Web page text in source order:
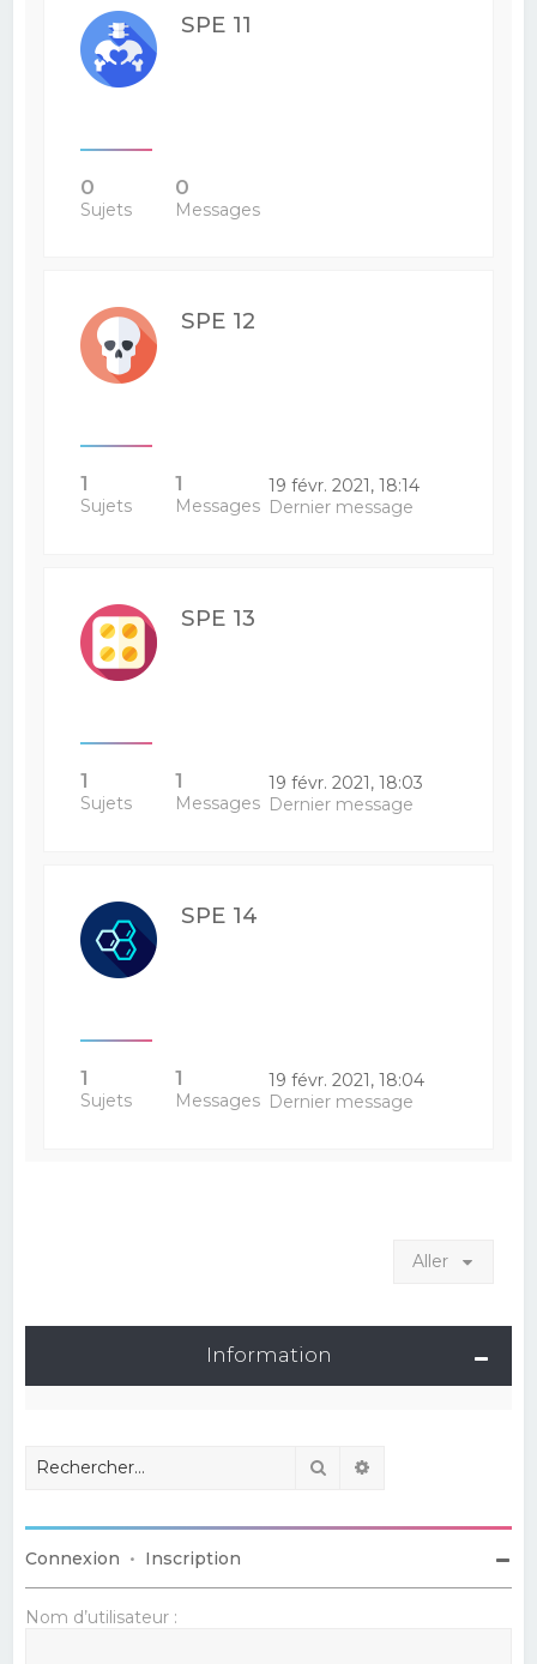
SPE 11
0
Sujets
0
Messages
SPE 12
1
Sujets
1
Messages
19 févr. 2021, 18:14
Dernier message
SPE 13
1
Sujets
1
Messages
19 févr. 2021, 18:03
Dernier message
SPE 14
1
Sujets
1
Messages
19 févr. 2021, 18:04
Dernier message
Aller
Information
Rechercher
Connexion • Inscription
Nom d’utilisateur :